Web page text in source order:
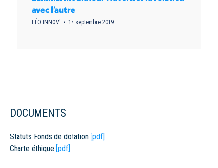
avec l’autre
LÉO INNOV' 14 septembre 2019
DOCUMENTS
Statuts Fonds de dotation [pdf]
Charte éthique [pdf]